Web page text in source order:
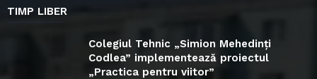
TIMP LIBER
Colegiul Tehnic „Simion Mehedinți
Codlea” implementează proiectul
„Practica pentru viitor”